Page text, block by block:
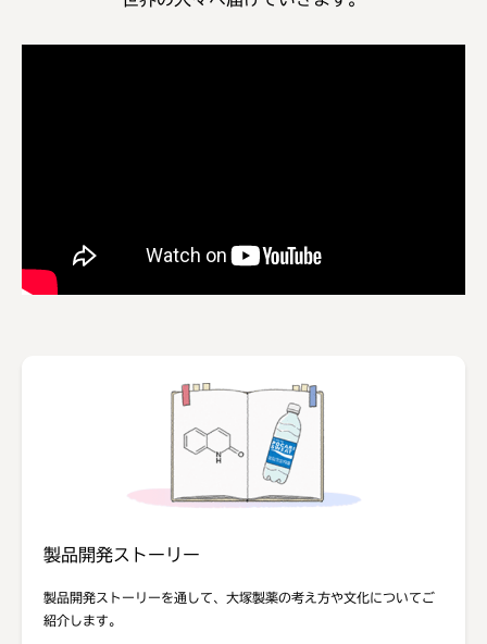
製品開発ストーリー
製品開発ストーリーを通して、大塚製薬の考え方や文化についてご
紹介します。